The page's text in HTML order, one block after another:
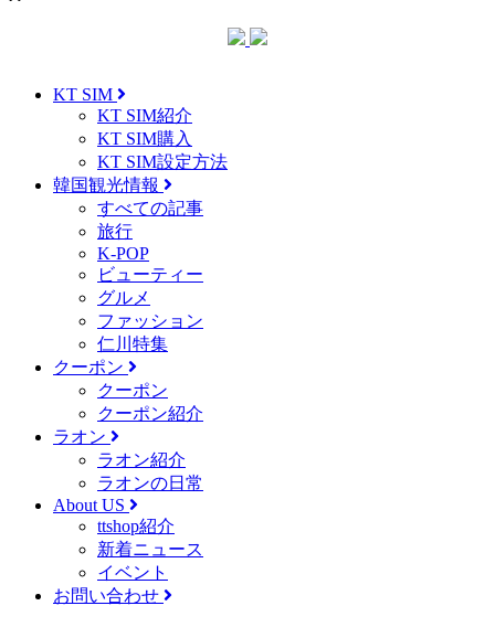
KT SIM
KT SIM紹介
KT SIM購入
KT SIM設定方法
韓国観光情報
すべての記事
旅行
K-POP
ビューティー
グルメ
ファッション
仁川特集
クーポン
クーポン
クーポン紹介
ラオン
ラオン紹介
ラオンの日常
About US
ttshop紹介
新着ニュース
イベント
お問い合わせ